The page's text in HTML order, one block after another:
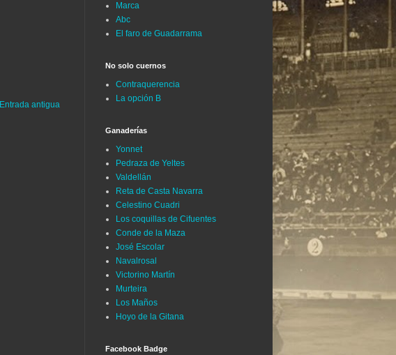
Entrada antigua
Marca
Abc
El faro de Guadarrama
No solo cuernos
Contraquerencia
La opción B
Ganaderías
Yonnet
Pedraza de Yeltes
Valdellán
Reta de Casta Navarra
Celestino Cuadri
Los coquillas de Cifuentes
Conde de la Maza
José Escolar
Navalrosal
Victorino Martín
Murteira
Los Maños
Hoyo de la Gitana
Facebook Badge